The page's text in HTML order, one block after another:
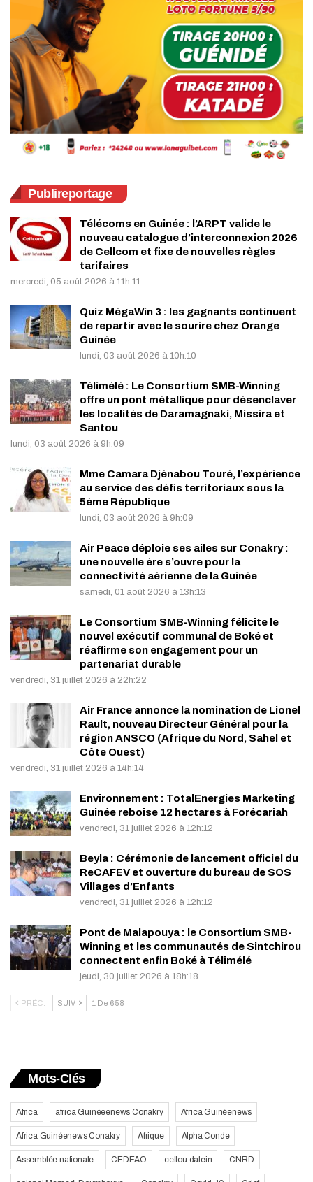
Publireportage
Télécoms en Guinée : l’ARPT valide le
nouveau catalogue d’interconnexion 2026
de Cellcom et fixe de nouvelles règles
tarifaires
mercredi, 05 août 2026 à 11h:11
Quiz MégaWin 3 : les gagnants continuent
de repartir avec le sourire chez Orange
Guinée
lundi, 03 août 2026 à 10h:10
Télimélé : Le Consortium SMB-Winning
offre un pont métallique pour désenclaver
les localités de Daramagnaki, Missira et
Santou
lundi, 03 août 2026 à 9h:09
Mme Camara Djénabou Touré, l’expérience
au service des défis territoriaux sous la
5ème République
lundi, 03 août 2026 à 9h:09
Air Peace déploie ses ailes sur Conakry :
une nouvelle ère s’ouvre pour la
connectivité aérienne de la Guinée
samedi, 01 août 2026 à 13h:13
Le Consortium SMB-Winning félicite le
nouvel exécutif communal de Boké et
réaffirme son engagement pour un
partenariat durable
vendredi, 31 juillet 2026 à 22h:22
Air France annonce la nomination de Lionel
Rault, nouveau Directeur Général pour la
région ANSCO (Afrique du Nord, Sahel et
Côte Ouest)
vendredi, 31 juillet 2026 à 14h:14
Environnement : TotalEnergies Marketing
Guinée reboise 12 hectares à Forécariah
vendredi, 31 juillet 2026 à 12h:12
Beyla : Cérémonie de lancement officiel du
ReCAFEV et ouverture du bureau de SOS
Villages d’Enfants
vendredi, 31 juillet 2026 à 12h:12
Pont de Malapouya : le Consortium SMB-
Winning et les communautés de Sintchirou
connectent enfin Boké à Télimélé
jeudi, 30 juillet 2026 à 18h:18
PRÉC. SUIV. 1 De 658
Mots-Clés
Africa africa Guinéeenews Conakry Africa Guinéenews
Africa Guinéenews Conakry Afrique Alpha Conde
Assemblée nationale CEDEAO cellou dalein CNRD